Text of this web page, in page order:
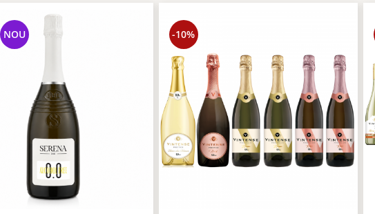
NOU -10%